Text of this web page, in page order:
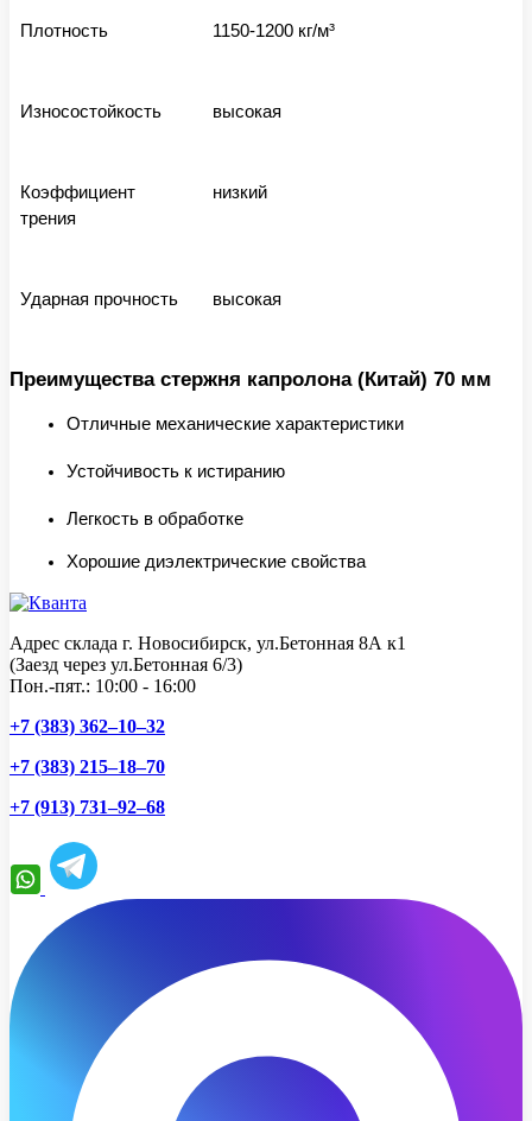
Плотность 1150-1200 кг/м³
Износостойкость высокая
Коэффициент
трения
низкий
Ударная прочность высокая
Преимущества стержня капролона (Китай) 70 мм
Отличные механические характеристики
Устойчивость к истиранию
Легкость в обработке
Хорошие диэлектрические свойства
Адрес склада г. Новосибирск, ул.Бетонная 8А к1
(Заезд через ул.Бетонная 6/3)
Пон.-пят.: 10:00 - 16:00
+7 (383) 362–10–32
+7 (383) 215–18–70
+7 (913) 731–92–68